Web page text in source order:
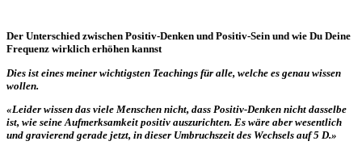
Der Unterschied zwischen Positiv-Denken und Positiv-Sein und wie Du Deine
Frequenz wirklich erhöhen kannst
Dies ist eines meiner wichtigsten Teachings für alle, welche es genau wissen
wollen.
«Leider wissen das viele Menschen nicht, dass Positiv-Denken nicht dasselbe
ist, wie seine Aufmerksamkeit positiv auszurichten. Es wäre aber wesentlich
und gravierend gerade jetzt, in dieser Umbruchszeit des Wechsels auf 5 D.»